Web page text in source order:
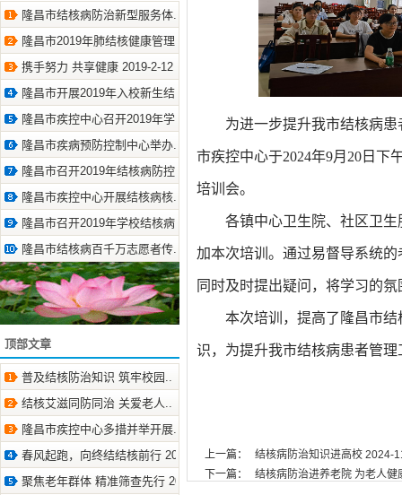
隆昌市结核病防治新型服务体.. 2019-1-2
隆昌市2019年肺结核健康管理.. 2019-12-11
携手努力 共享健康 2019-2-12
隆昌市开展2019年入校新生结.. 2019-10-12
隆昌市疾控中心召开2019年学.. 2019-6-7
隆昌市疾病预防控制中心举办.. 2022-1-17
隆昌市召开2019年结核病防控.. 2019-3-8
隆昌市疾控中心开展结核病核.. 2019-2-3
隆昌市召开2019年学校结核病.. 2019-9-6
隆昌市结核病百千万志愿者传.. 2019-7-12
顶部文章
普及结核防治知识 筑牢校园.. 2026-6-18
结核艾滋同防同治 关爱老人.. 2026-6-4
隆昌市疾控中心多措并举开展.. 2026-3-25
春风起跑，向终结结核前行 2026-3-19
聚焦老年群体 精准筛查先行 2026-2-11
为进一步提升我市结核病患
市疾控中心于2024年9月 20 日 下
培训会。
各镇中心卫生院、社区卫生
加本次培训。通过易督导系统
同时及时提出疑问，将学习的
本次培训 ，提高了 隆昌市结
识， 为提升我市结核病患者管
上一篇：
结核病防治知识进高校 2024-
下一篇：
结核病防治进养老院 为老人